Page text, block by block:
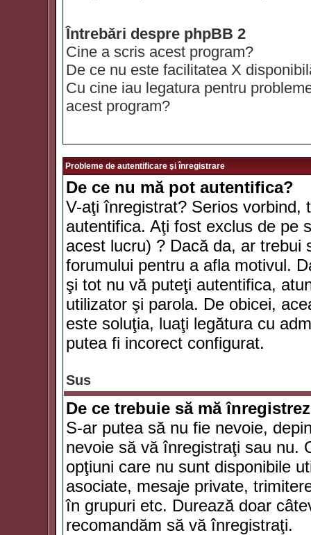
Întrebări despre phpBB 2
Cine a scris acest program?
De ce nu este facilitatea X
Cu cine iau legatura pentru
acest program?
Probleme de autentificare şi înregistrare
De ce nu mă pot autentifica?
V-aţi înregistrat? Serios vorbind,
autentifica. Aţi fost exclus de pe
acest lucru) ? Dacă da, ar trebui
forumului pentru a afla motivul.
şi tot nu vă puteţi autentifica,
utilizator şi parola. De obicei,
este soluţia, luaţi legătura cu
putea fi incorect configurat.
Sus
De ce trebuie să mă
S-ar putea să nu fie nevoie,
nevoie să vă înregistraţi sau nu.
opţiuni care nu sunt disponibile
asociate, mesaje private,
în grupuri etc. Durează doar
recomandăm să vă înregistraţi.